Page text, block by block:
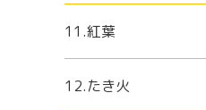
11.紅葉
12.たき火